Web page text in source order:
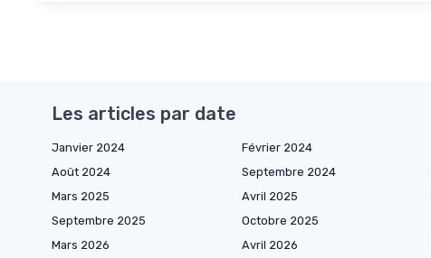
Les articles par date
Janvier 2024 Février 2024
Août 2024
Septembre 2024
Mars 2025
Avril 2025
Septembre 2025
Octobre 2025
Mars 2026
Avril 2026